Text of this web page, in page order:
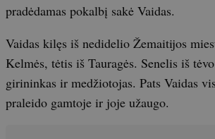
pradėdamas pokalbį sakė Vaidas.
Vaidas kilęs iš nedidelio Žemaitijos
Kelmės, tėtis iš Tauragės. Senelis iš
girininkas ir medžiotojas. Pats Vaidas
praleido gamtoje ir joje užaugo.